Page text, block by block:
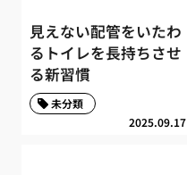
見えない配管をいたわ
るトイレを長持ちさせ
る新習慣
2025.09.17
未分類